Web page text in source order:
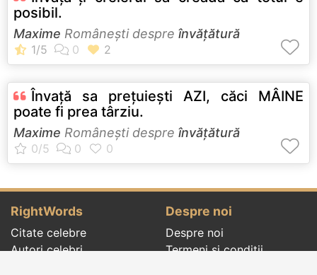
posibil.
Maxime Româneşti despre învățătură
Învață sa prețuiești AZI, căci MÂINE
poate fi prea târziu.
Maxime Româneşti despre învățătură
RightWords
Citate celebre
Autori celebri
Despre noi
Despre noi
Termeni și condiții